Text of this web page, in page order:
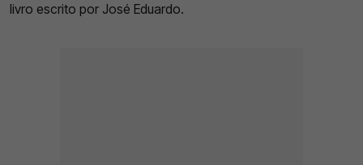
livro escrito por José Eduardo.